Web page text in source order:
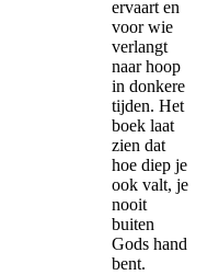
ervaart en
voor wie
verlangt
naar hoop
in donkere
tijden. Het
boek laat
zien dat
hoe diep je
ook valt, je
nooit
buiten
Gods hand
bent.